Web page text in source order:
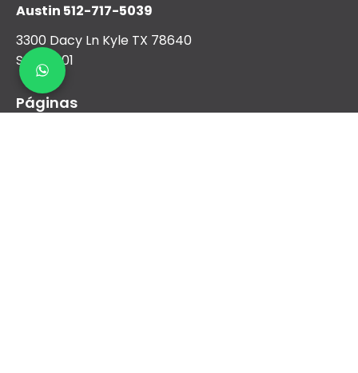
Austin 512-717-5039
3300 Dacy Ln Kyle TX 78640
Suite 1001
Páginas